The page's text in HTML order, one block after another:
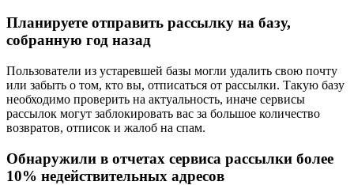
Планируете отправить рассылку на базу,
собранную год назад
Пользователи из устаревшей базы могли удалить свою почту
или забыть о том, кто вы, отписаться от рассылки. Такую базу
необходимо проверить на актуальность, иначе сервисы
рассылок могут заблокировать вас за большое количество
возвратов, отписок и жалоб на спам.
Обнаружили в отчетах сервиса рассылки более
10% недействительных адресов